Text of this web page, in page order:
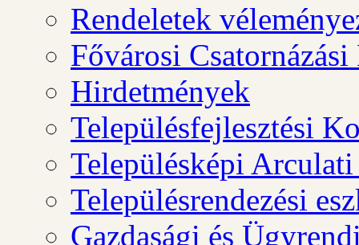
Rendeletek
Fővárosi
Hirdetmények
Településfejlesztési
Településképi
Településrendezési
Gazdasági és